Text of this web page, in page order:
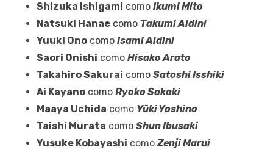
Shizuka Ishigami como Ikumi Mito
Natsuki Hanae como Takumi Aldini
Yuuki Ono como Isami Aldini
Saori Onishi como Hisako Arato
Takahiro Sakurai como Satoshi Isshiki
Ai Kayano como Ryoko Sakaki
Maaya Uchida como Yūki Yoshino
Taishi Murata como Shun Ibusaki
Yusuke Kobayashi comoZenji Marui